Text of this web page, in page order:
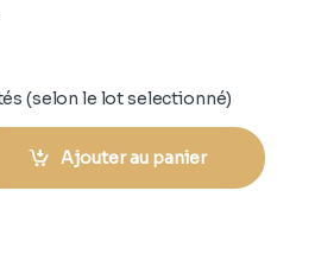
(selon le lot selectionné)
Ajouter au panier